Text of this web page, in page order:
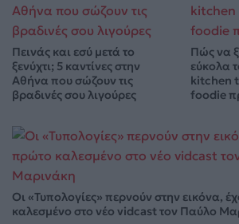
Πεινάς και εσύ μετά το
ξενύχτι; 5 καντίνες στην
Αθήνα που σώζουν τις
βραδινές σου λιγούρες
Πώς να
εύκολα
kitchen
foodie
Οι «Τυπολογίες» περνούν στην εικόνα,
καλεσμένο στο νέο vidcast τον Παύλο